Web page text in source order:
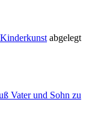
abgelegt
Vater und Sohn zu